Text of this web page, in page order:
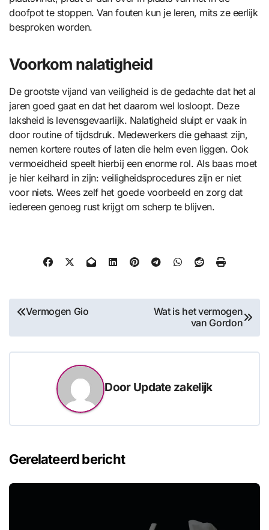
doofpot te stoppen. Van fouten kun je leren, mits ze eerlijk
besproken worden.
Voorkom nalatigheid
De grootste vijand van veiligheid is de gedachte dat het al
jaren goed gaat en dat het daarom wel losloopt. Deze
laksheid is levensgevaarlijk. Nalatigheid sluipt er vaak in
door routine of tijdsdruk. Medewerkers die gehaast zijn,
nemen kortere routes of laten die helm even liggen. Ook
vermoeidheid speelt hierbij een enorme rol. Als baas moet
je hier keihard in zijn: veiligheidsprocedures zijn er niet
voor niets. Wees zelf het goede voorbeeld en zorg dat
iedereen genoeg rust krijgt om scherp te blijven.
Bericht
Vermogen Gio
Wat is het vermogen
van Gordon
Door Update zakelijk
Gerelateerd bericht